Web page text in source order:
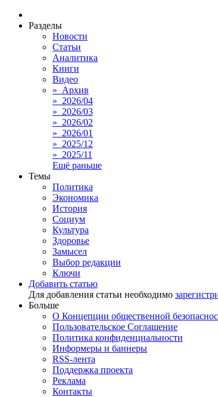
Разделы
Новости
Статьи
Аналитика
Книги
Видео
» Архив
» 2026/04
» 2026/03
» 2026/02
» 2026/01
» 2025/12
» 2025/11
Ещё раньше
Темы
Политика
Экономика
История
Социум
Культура
Здоровье
Замысел
Выбор редакции
Ключи
Добавить статью
Для добавления статьи необходимо
Больше
О Концепции общественной
Пользовательское Соглашение
Политика конфиденциальности
Информеры и баннеры
RSS-лента
Поддержка проекта
Реклама
Контакты